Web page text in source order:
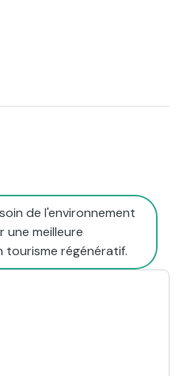
de l'environnement
une meilleure
tourisme régénératif.